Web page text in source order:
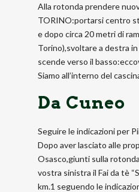
Alla rotonda prendere
TORINO:portarsi centro
e dopo circa 20 metri di
Torino),svoltare a destra
scende verso il
Siamo all’interno del
Da Cuneo
Seguire le indicazioni per
Dopo aver lasciato alle
Osasco,giunti sulla
vostra sinistra il Fai da tè
km.1 seguendo le